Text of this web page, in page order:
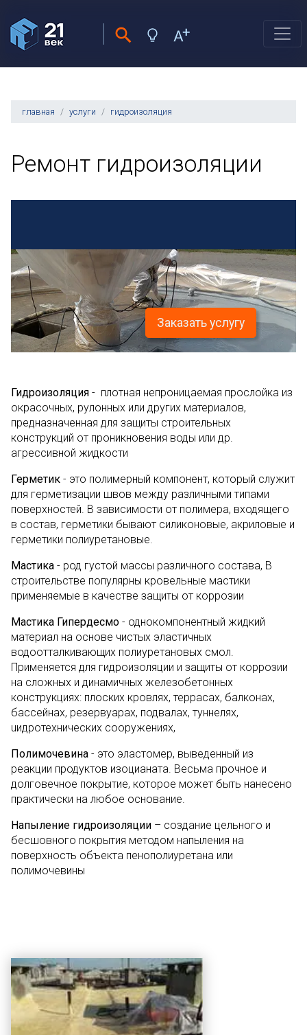
главная услуги гидроизоляция
Ремонт гидроизоляции
Заказать услугу
Гидроизоляция - плотная непроницаемая прослойка из
окрасочных, рулонных или других материалов,
предназначенная для защиты строительных
конструкций от проникновения воды или др.
агрессивной жидкости
Герметик - это полимерный компонент, который служит
для герметизации швов между различными типами
поверхностей. В зависимости от полимера, входящего
в состав, герметики бывают силиконовые, акриловые и
герметики полиуретановые.
Мастика - род густой массы различного состава, В
строительстве популярны кровельные мастики
применяемые в качестве защиты от коррозии
Мастика Гипердесмо - однокомпонентный жидкий
материал на основе чистых эластичных
водоотталкивающих полиуретановых смол.
Применяется для гидроизоляции и защиты от коррозии
на сложных и динамичных железобетонных
конструкциях: плоских кровлях, террасах, балконах,
бассейнах, резервуарах, подвалах, туннелях,
uидротехнических сооружениях,
Полимочевина - это эластомер, выведенный из
реакции продуктов изоцианата. Весьма прочное и
долговечное покрытие, которое может быть нанесено
практически на любое основание.
Напыление гидроизоляции – создание цельного и
бесшовного покрытия методом напыления на
поверхность объекта пенополиуретана или
полимочевины